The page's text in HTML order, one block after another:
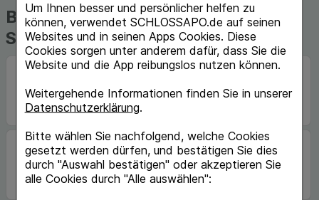
Um Ihnen besser und persönlicher helfen zu
können, verwendet SCHLOSSAPO.de auf seinen
Websites und in seinen Apps Cookies. Diese
Cookies sorgen unter anderem dafür, dass Sie die
Website und die App reibungslos nutzen können.
Weitergehende Informationen finden Sie in unserer
Datenschutzerklärung.
Bitte wählen Sie nachfolgend, welche Cookies
gesetzt werden dürfen, und bestätigen Sie dies
durch "Auswahl bestätigen" oder akzeptieren Sie
alle Cookies durch "Alle auswählen":
Beliebte Marken auf
Schlossapo.de